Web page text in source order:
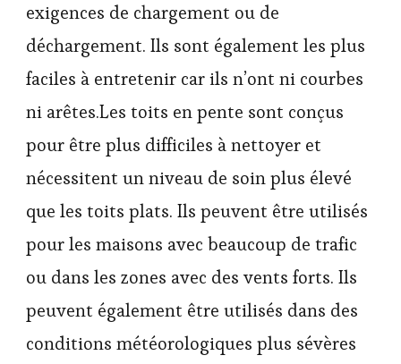
exigences de chargement ou de
déchargement. Ils sont également les plus
faciles à entretenir car ils n’ont ni courbes
ni arêtes.Les toits en pente sont conçus
pour être plus difficiles à nettoyer et
nécessitent un niveau de soin plus élevé
que les toits plats. Ils peuvent être utilisés
pour les maisons avec beaucoup de trafic
ou dans les zones avec des vents forts. Ils
peuvent également être utilisés dans des
conditions météorologiques plus sévères